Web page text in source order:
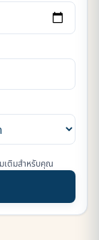
เติมสำหรับคุณ